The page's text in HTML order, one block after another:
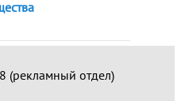
(рекламный отдел)